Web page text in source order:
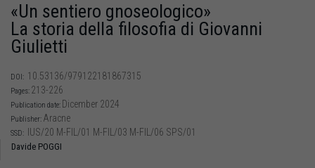
«Un sentiero gnoseologico»
La storia della filosofia di Giovanni
Giulietti
DOI: 10.53136/979122181867315
Pages: 213-226
Publication date: Dicember 2024
Publisher: Aracne
SSD: IUS/20 M-FIL/01 M-FIL/03 M-FIL/06 SPS/01
Davide POGGI